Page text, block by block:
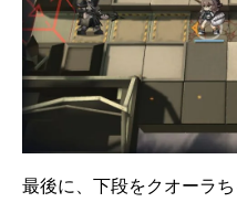
最後に、下段をクオーラち